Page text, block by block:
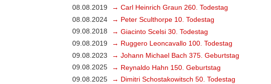
08.08.2019
→ Carl Heinrich Graun 260. Todestag
08.08.2024
→ Peter Sculthorpe 10. Todestag
09.08.2018
→ Giacinto Scelsi 30. Todestag
09.08.2019
→ Ruggero Leoncavallo 100. Todestag
09.08.2023
→ Johann Michael Bach 375. Geburtstag
09.08.2025
→ Reynaldo Hahn 150. Geburtstag
09.08.2025
→ Dimitri Schostakowitsch 50. Todestag